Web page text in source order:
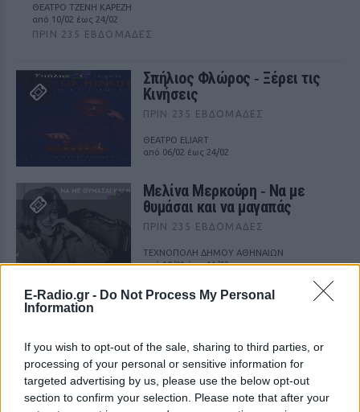
E-Radio.gr - Do Not Process My Personal
Information
If you wish to opt-out of the sale, sharing to third parties, or
processing of your personal or sensitive information for
targeted advertising by us, please use the below opt-out
section to confirm your selection. Please note that after your
ΘΕΑΤΡΟ ΤΖΕΝΗ ΚΑΡΕΖΗ
από 10/02 έως 24/02
ΠΡΙΝ 235 ΕΒΔΟΜΆΔΕΣ
Σπήλιος Φλώρος ‑ Ξέρει τις
Κινήσεις
ΠΡΙΝ 235 ΕΒΔΟΜΆΔΕΣ
ΘΕΑΤΡΟ ELIART
από 06/02 έως 24/02
Μελίνα Μερκούρη ‑ Να με
θυμάσαι και να μαγαπάς
ΠΡΙΝ 235 ΕΒΔΟΜΆΔΕΣ
ΤΕΧΝΟΠΟΛΗ ΔΗΜΟΥ ΑΘΗΝΑΙΩΝ
από 18/01 έως 11/03
Ειδύλλια οδός Eidylliaodos
ΤΕΧΝΟΠΟΛΗ ΔΗΜΟΥ ΑΘΗΝΑΙΩΝ
από 18/01 έως 06/03